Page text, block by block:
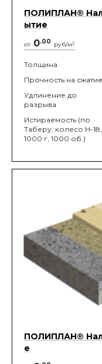
ПОЛИПЛАН®
ытие
от 0.00 руб/м2
Толщина
Прочность на сжатие
Удлинение до
разрыва
Истираемость (по
Таберу, колесо Н-18,
1000 г, 1000 об.)
ПОЛИПЛАН®
е